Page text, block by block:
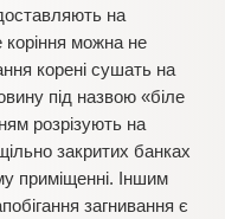
на
коріння можна не
корені сушать на
під назвою «біле
розрізують на
закритих банках
приміщенні. Іншим
загнивання є